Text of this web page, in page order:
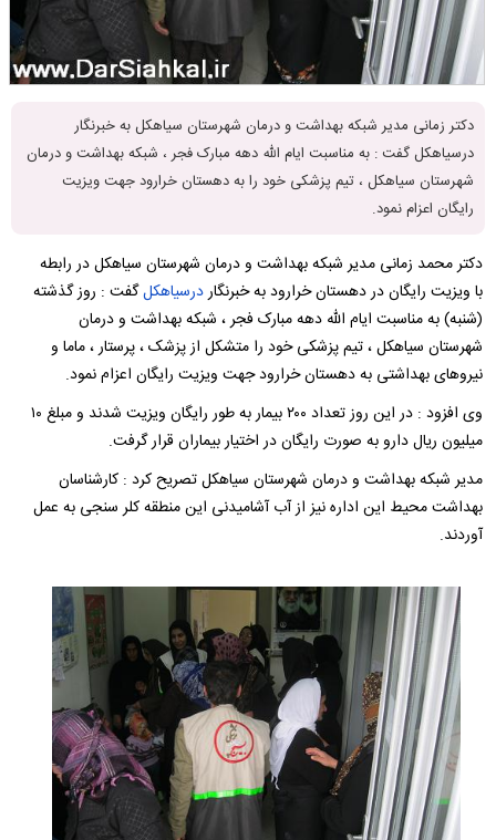
دکتر زمانی مدیر شبکه بهداشت و درمان شهرستان سیاهکل به خبرنگار
درسیاهکل گفت : به مناسبت ایام الله دهه مبارک فجر ، شبکه بهداشت و درمان
شهرستان سیاهکل ، تیم پزشکی خود را به دهستان خرارود جهت ویزیت
رایگان اعزام نمود.
دکتر محمد زمانی مدیر شبکه بهداشت و درمان شهرستان سیاهکل در رابطه
با ویزیت رایگان در دهستان خرارود به خبرنگاردرسیاهکلگفت : روز گذشته
(شنبه) به مناسبت ایام الله دهه مبارک فجر ، شبکه بهداشت و درمان
شهرستان سیاهکل ، تیم پزشکی خود را متشکل از پزشک ، پرستار ، ماما و
نیروهای بهداشتی به دهستان خرارود جهت ویزیت رایگان اعزام نمود.
وی افزود : در این روز تعداد ۲۰۰ بیمار به طور رایگان ویزیت شدند و مبلغ ۱۰
میلیون ریال دارو به صورت رایگان در اختیار بیماران قرار گرفت.
مدیر شبکه بهداشت و درمان شهرستان سیاهکل تصریح کرد : کارشناسان
بهداشت محیط این اداره نیز از آب آشامیدنی این منطقه کلر سنجی به عمل
آوردند.